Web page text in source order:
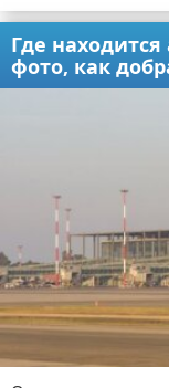
Где
фото, как